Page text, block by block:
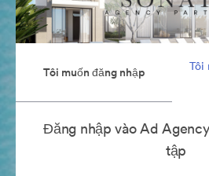
Tôi muốn đăng nhập
Tôi
Đăng nhập vào Ad
tập